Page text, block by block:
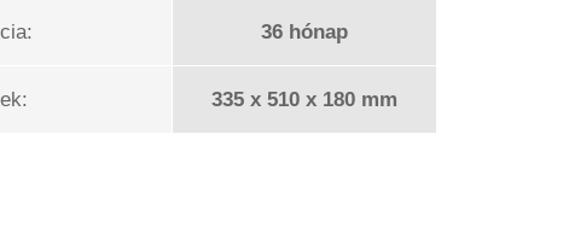
36 hónap
335 x 510 x 180 mm